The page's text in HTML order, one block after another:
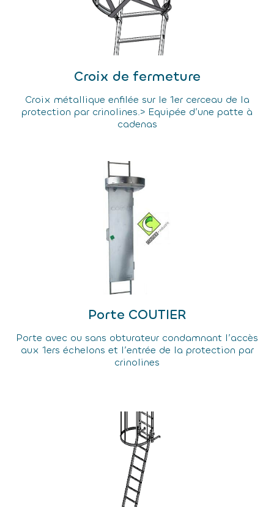
Croix de fermeture
Croix métallique enfilée sur le 1er cerceau de la
protection par crinolines.> Equipée d’une patte à
cadenas
Porte COUTIER
Porte avec ou sans obturateur condamnant l’accès
aux 1ers échelons et l’entrée de la protection par
crinolines